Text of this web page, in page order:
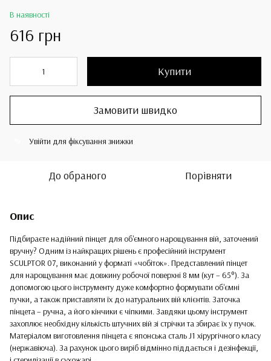
В наявності
616 грн
Купити
Замовити швидко
Увійти для фіксування знижки
До обраного Порівняти
Опис
Підбираєте надійний пінцет для об'ємного нарощування вій, заточений
вручну? Одним із найкращих рішень є професійний інструмент
SCULPTOR 07, виконаний у форматі «чобіток». Представлений пінцет
для нарощування має довжину робочої поверхні 8 мм (кут – 65°). За
допомогою цього інструменту дуже комфортно формувати об'ємні
пучки, а також приставляти їх до натуральних вій клієнтів. Заточка
пінцета – ручна, а його кінчики є чіпкими. Завдяки цьому інструмент
захоплює необхідну кількість штучних вій зі стрічки та збирає їх у пучок.
Матеріалом виготовлення пінцета є японська сталь J1 хірургічного класу
(нержавіюча). За рахунок цього виріб відмінно піддається і дезінфекції,